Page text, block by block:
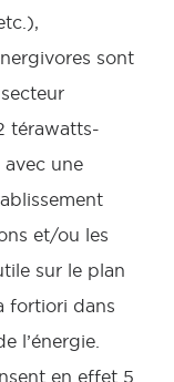
sont
térawatts-
avec une
et/ou les
sur le plan
fortiori dans
l’énergie.
en effet 5